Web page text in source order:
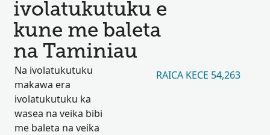
ivolatukutuku e
kune me baleta
na Taminiau
Na ivolatukutuku
makawa era
ivolatukutuku ka
wasea na veika bibi
me baleta na veika
RAICA KECE 54,263